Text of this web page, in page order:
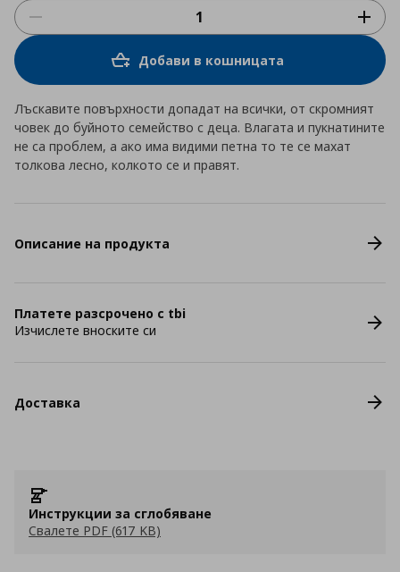
Добави в кошницата
Лъскавите повърхности допадат на всички, от скромният
човек до буйното семейство с деца. Влагата и пукнатините
не са проблем, а ако има видими петна то те се махат
толкова лесно, колкото се и правят.
Описание на продукта
Платете разсрочено с tbi
Изчислете вноските си
Доставка
Инструкции за сглобяване
Свалете PDF (617 KB)